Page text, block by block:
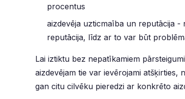
procentus
aizdevēja uzticmaība un reputācija -
reputācija, līdz ar to var būt
Lai iztiktu bez nepatīkamiem
aizdevējam tie var ievērojami atšķirties,
gan citu cilvēku pieredzi ar konkrēto